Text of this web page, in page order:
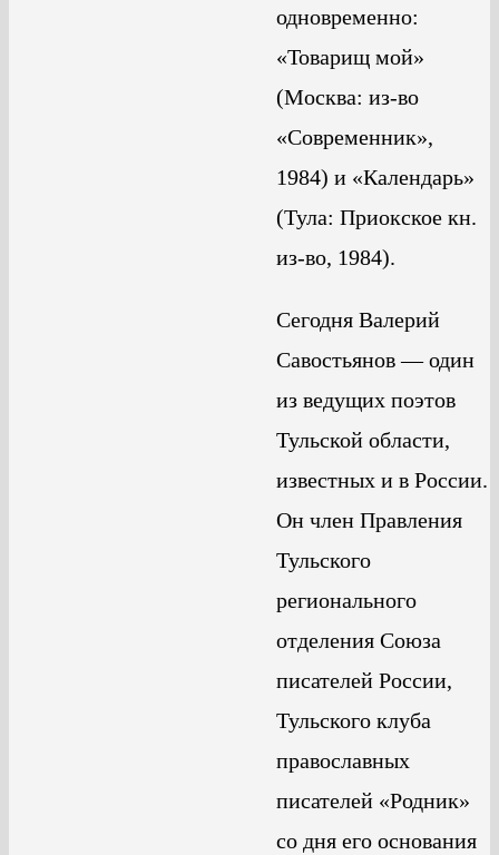
одновременно:
«Товарищ мой»
(Москва: из-во
«Современник»,
1984) и «Календарь»
(Тула: Приокское кн.
из-во, 1984).
Сегодня Валерий
Савостьянов — один
из ведущих поэтов
Тульской области,
известных и в России.
Он член Правления
Тульского
регионального
отделения Союза
писателей России,
Тульского клуба
православных
писателей «Родник»
со дня его основания